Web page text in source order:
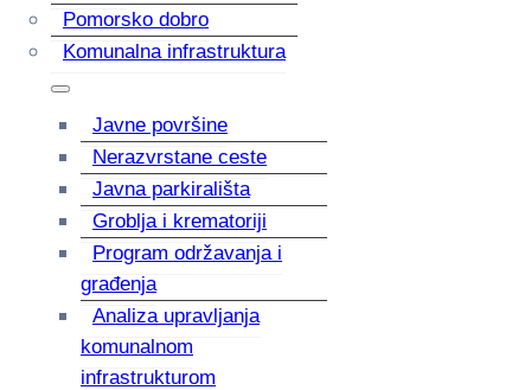
Pomorsko dobro
Komunalna infrastruktura
Javne površine
Nerazvrstane ceste
Javna parkirališta
Groblja i krematoriji
Program održavanja i
građenja
Analiza upravljanja
komunalnom
infrastrukturom